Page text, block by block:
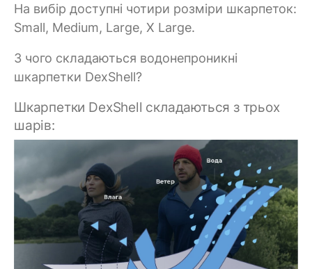
На вибір доступні чотири розміри шкарпеток:
Small, Medium, Large, X Large.
З чого складаються водонепроникні
шкарпетки DexShell?
Шкарпетки DexShell складаються з трьох
шарів: